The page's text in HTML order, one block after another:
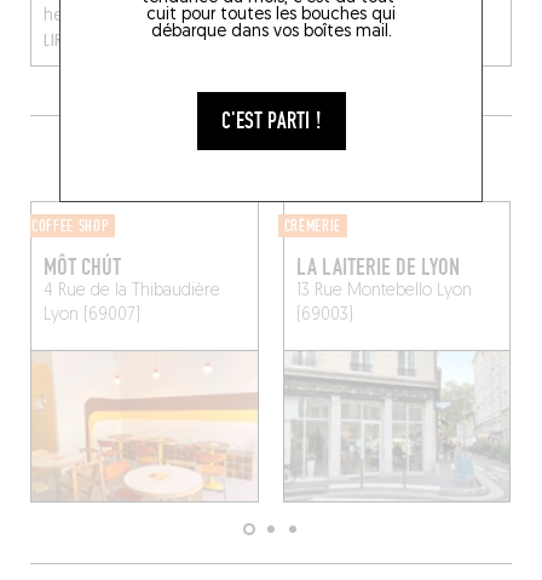
cuit pour toutes les bouches qui
débarque dans vos boîtes mail.
C'EST PARTI !
heureusement, on chois...
LIRE LA SUITE
Mado à Lyon. ...
LIRE LA SUITE
PLUS DE COMMERCES ALENTOUR
COFFEE SHOP
MÔT CHÚT
4 Rue de la Thibaudière
Lyon (69007)
CRÈMERIE
LA LAITERIE DE LYON
13 Rue MontebelloLyon
(69003)